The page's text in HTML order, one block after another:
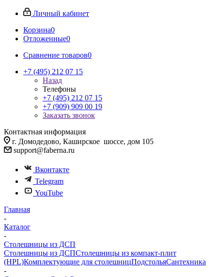
Личный кабинет
Корзина0
Отложенные0
Сравнение товаров0
+7 (495) 212 07 15
Назад
Телефоны
+7 (495) 212 07 15
+7 (909) 909 00 19
Заказать звонок
Контактная информация
г. Домодедово, Каширское шоссе, дом 105
support@faberna.ru
Вконтакте
Telegram
YouTube
Главная
-
Каталог
-
Столешницы из ДСП
Столешницы из ДСПСтолешницы из компакт-плит
(HPL)Комплектующие для столешницПодстольяСантехника
-